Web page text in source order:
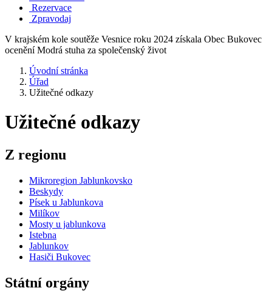
Rezervace
Zpravodaj
V krajském kole soutěže Vesnice roku 2024 získala Obec Bukovec
ocenění Modrá stuha za společenský život
Úvodní stránka
Úřad
Užitečné odkazy
Užitečné odkazy
Z regionu
Mikroregion Jablunkovsko
Beskydy
Písek u Jablunkova
Milíkov
Mosty u jablunkova
Istebna
Jablunkov
Hasiči Bukovec
Státní orgány